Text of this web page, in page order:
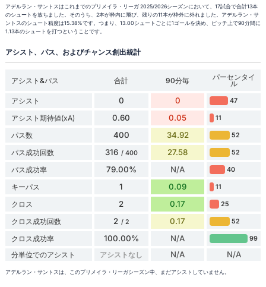
アデルラン・サントスはこれまでのプリメイラ・リーガ 2025/2026シーズンにおいて、17試合で合計13本
のシュートを放ちました。そのうち、2本が枠内に飛び、残りの11本が枠外に外れました。アデルラン・サ
ントスのシュート精度は15.38%です。つまり、13.00シュートごとに1ゴールを決め、ピッチ上で90分間に
1.13本のシュートを打つということです。
アシスト、パス、およびチャンス創出統計
アシスト&パス 合計 90分毎 パーセンタイ
ル
アシスト
0 0 47
アシスト期待値(xA) 0.60 0.05 11
パス数 400 34.92 52
パス成功回数 316 / 400 27.58 52
パス成功率 79.00% N/A 40
キーパス 1 0.09 11
クロス 2 0.17 25
クロス成功回数 2 / 2 0.17 52
クロス成功率 100.00% N/A 99
分単位でのアシスト アシストなし N/A N/A
アデルラン・サントスは、このプリメイラ・リーガシーズン中、まだアシストしていません。